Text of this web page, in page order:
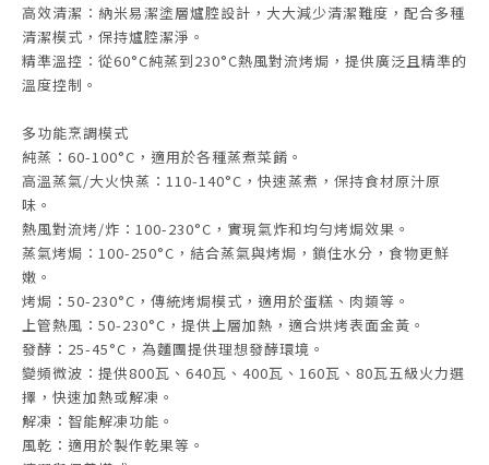
高效清潔：納米易潔塗層爐腔設計，大大減少清潔難度，配合多種
清潔模式，保持爐腔潔淨。
精準溫控：從60°C純蒸到230°C熱風對流烤焗，提供廣泛且精準的
溫度控制。
多功能烹調模式
純蒸：60-100°C，適用於各種蒸煮菜餚。
高溫蒸氣/大火快蒸：110-140°C，快速蒸煮，保持食材原汁原
味。
熱風對流烤/炸：100-230°C，實現氣炸和均勻烤焗效果。
蒸氣烤焗：100-250°C，結合蒸氣與烤焗，鎖住水分，食物更鮮
嫩。
烤焗：50-230°C，傳統烤焗模式，適用於蛋糕、肉類等。
上管熱風：50-230°C，提供上層加熱，適合烘烤表面金黃。
發酵：25-45°C，為麵團提供理想發酵環境。
變頻微波：提供800瓦、640瓦、400瓦、160瓦、80瓦五級火力選
擇，快速加熱或解凍。
解凍：智能解凍功能。
風乾：適用於製作乾果等。